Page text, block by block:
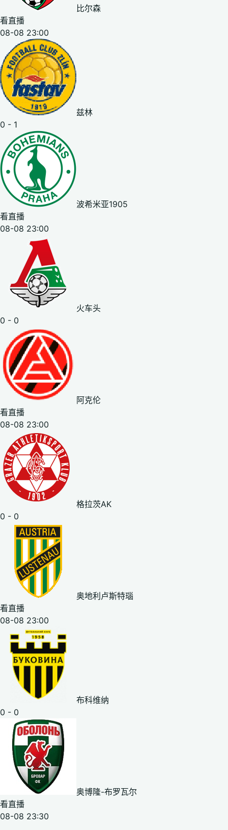
比尔森
看直播
08-08 23:00
兹林
0 - 1
波希米亚1905
看直播
08-08 23:00
火车头
0 - 0
阿克伦
看直播
08-08 23:00
格拉茨AK
0 - 0
奥地利卢斯特瑙
看直播
08-08 23:00
布科维纳
0 - 0
奥博隆-布罗瓦尔
看直播
08-08 23:30